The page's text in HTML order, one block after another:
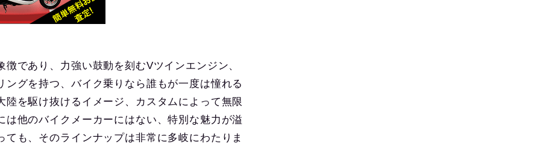
であり、力強い鼓動を刻むVツインエンジン、
グを持つ、バイク乗りなら誰もが一度は憧れる
を駆け抜けるイメージ、カスタムによって無限
他のバイクメーカーにはない、特別な魅力が溢
も、そのラインナップは非常に多岐にわたりま